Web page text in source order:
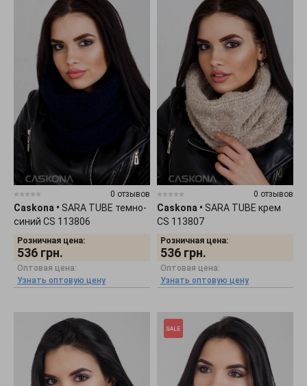
0 отзывов
Caskona • SARA TUBE темно-
синий CS 113806
Розничная цена:
536 грн.
Оптовая цена:
Узнать оптовую цену
0 отзывов
Caskona • SARA TUBE крем
CS 113807
Розничная цена:
536 грн.
Оптовая цена:
Узнать оптовую цену